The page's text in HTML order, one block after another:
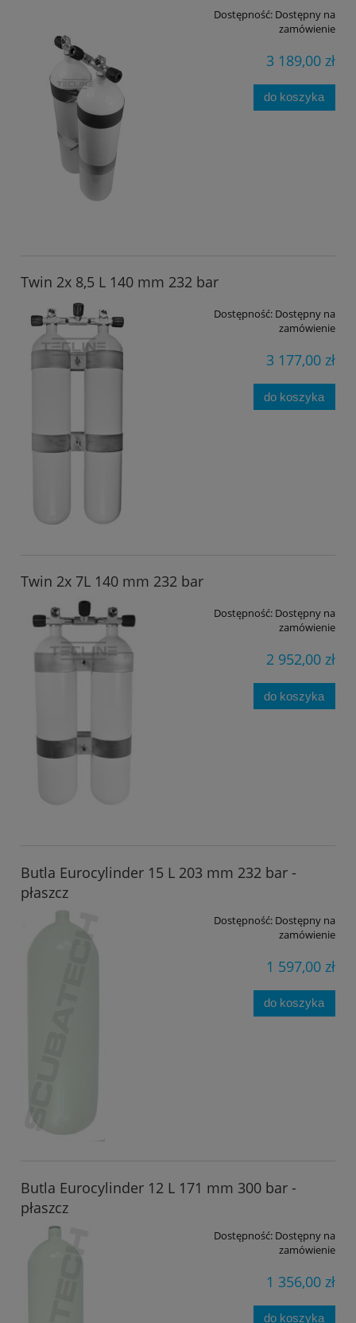
Dostępność: Dostępny na
zamówienie
3 189,00 zł
do koszyka
Twin 2x 8,5 L 140 mm 232 bar
Dostępność: Dostępny na
zamówienie
3 177,00 zł
do koszyka
Twin 2x 7L 140 mm 232 bar
Dostępność: Dostępny na
zamówienie
2 952,00 zł
do koszyka
Butla Eurocylinder 15 L 203 mm 232 bar -
płaszcz
Dostępność: Dostępny na
zamówienie
1 597,00 zł
do koszyka
Butla Eurocylinder 12 L 171 mm 300 bar -
płaszcz
Dostępność: Dostępny na
zamówienie
1 356,00 zł
do koszyka